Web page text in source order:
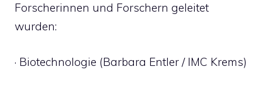
Forscherinnen und Forschern geleitet
wurden:
· Biotechnologie (Barbara Entler / IMC Krems)